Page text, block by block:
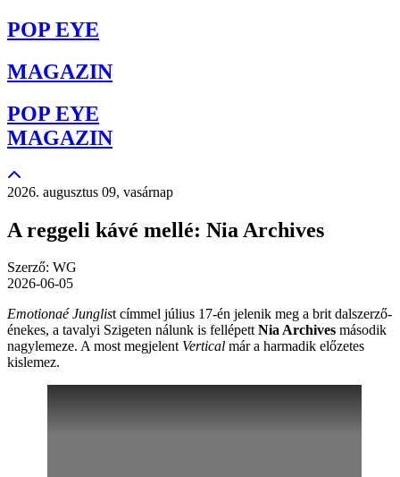
POP EYE
MAGAZIN
POP EYE
MAGAZIN
2026. augusztus 09, vasárnap
A reggeli kávé mellé: Nia Archives
Szerző: WG
2026-06-05
Emotionaé Junglist címmel július 17-én jelenik meg a brit dalszerző-
énekes, a tavalyi Szigeten nálunk is fellépettNia Archives második
nagylemeze. A most megjelent Vertical már a harmadik előzetes
kislemez.